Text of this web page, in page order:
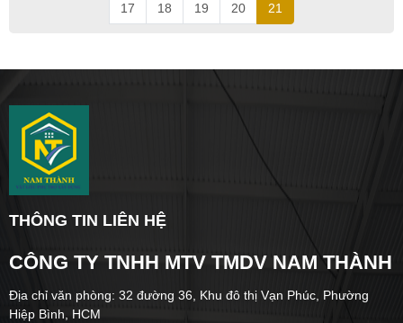
17 18 19 20 21
THÔNG TIN LIÊN HỆ
CÔNG TY TNHH MTV TMDV NAM THÀNH
Địa chỉ văn phòng: 32 đường 36, Khu đô thị Vạn Phúc, Phường
Hiệp Bình, HCM